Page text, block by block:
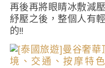
再後再將眼睛冰敷減
紓壓之後，整個人有
的!!